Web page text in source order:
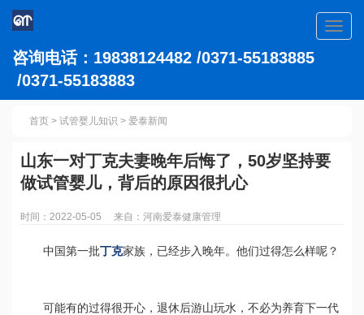
咨询电话：19838124482 /0371-55183885
/0371-55183883
首页 > 试管婴儿知识 > 爱泰新闻
山东一对丁克夫妻晚年后悔了，50岁坚持要
做试管婴儿，背后的原因很扎心
时间：2022-05-05 来自：河南爱泰健康管理
中国第一批丁克家族，已经步入晚年。他们过得怎么样呢？
可能有的过得很开心，退休后游山玩水，不必为养育下一代